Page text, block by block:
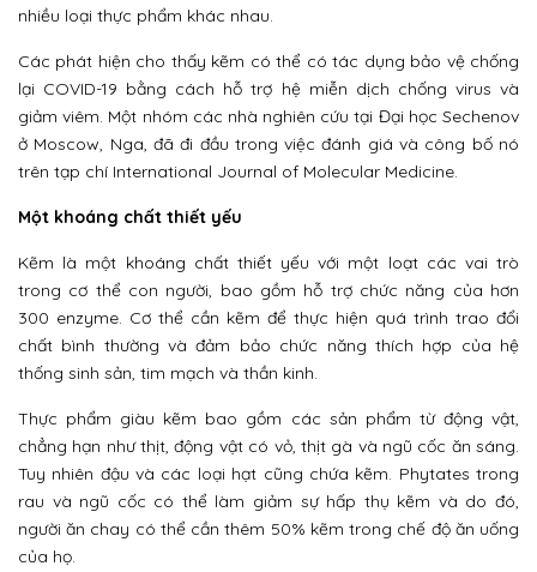
nhiều loại thực phẩm khác nhau.
Các phát hiện cho thấy kẽm có thể có tác dụng bảo vệ chống
lại COVID-19 bằng cách hỗ trợ hệ miễn dịch chống virus và
giảm viêm. Một nhóm các nhà nghiên cứu tại Đại học Sechenov
ở Moscow, Nga, đã đi đầu trong việc đánh giá và công bố nó
trên tạp chí International Journal of Molecular Medicine.
Một khoáng chất thiết yếu
Kẽm là một khoáng chất thiết yếu với một loạt các vai trò
trong cơ thể con người, bao gồm hỗ trợ chức năng của hơn
300 enzyme. Cơ thể cần kẽm để thực hiện quá trình trao đổi
chất bình thường và đảm bảo chức năng thích hợp của hệ
thống sinh sản, tim mạch và thần kinh.
Thực phẩm giàu kẽm bao gồm các sản phẩm từ động vật,
chẳng hạn như thịt, động vật có vỏ, thịt gà và ngũ cốc ăn sáng.
Tuy nhiên đậu và các loại hạt cũng chứa kẽm. Phytates trong
rau và ngũ cốc có thể làm giảm sự hấp thụ kẽm và do đó,
người ăn chay có thể cần thêm 50% kẽm trong chế độ ăn uống
của họ.